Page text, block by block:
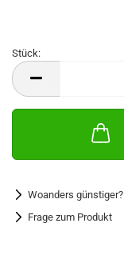
Stück:
Stück
Woanders günstiger?
Frage zum Produkt